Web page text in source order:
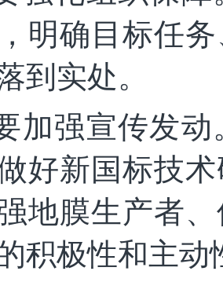
明确目标任
到实处。
加强宣传发
好新国标技
地膜生产者
积极性和主动